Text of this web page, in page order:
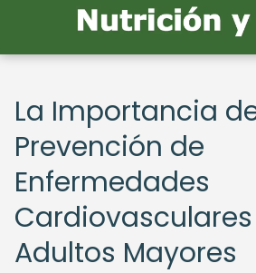
La Importancia
Prevención de
Enfermedades
Adultos Mayores